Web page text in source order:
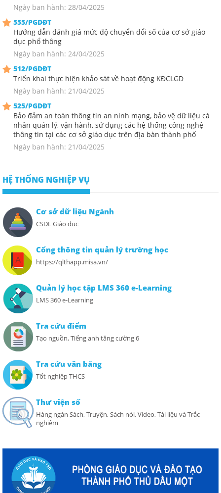
Ngày ban hành: 28/04/2025
555/PGDĐT
Hướng dẫn đánh giá mức độ chuyển đổi số của cơ sở giáo
dục phổ thông
Ngày ban hành: 24/04/2025
512/PGDĐT
Triển khai thực hiện khảo sát về hoạt động KĐCLGD
Ngày ban hành: 21/04/2025
525/PGDĐT
Bảo đảm an toàn thông tin an ninh mạng, bảo vệ dữ liệu cá
nhân quản lý, vận hành, sử dụng các hệ thống công nghệ
thông tin tại các cơ sở giáo dục trên địa bàn thành phố
Ngày ban hành: 21/04/2025
HỆ THỐNG NGHIỆP VỤ
Cơ sở dữ liệu Ngành
CSDL Giáo dục
Cổng thông tin quản lý trường học
https://qlthapp.misa.vn/
Quản lý học tập LMS 360 e-Learning
LMS 360 e-Learning
Tra cứu điểm
Tạo nguồn, Tiếng anh tăng cường 6
Tra cứu văn bằng
Tốt nghiệp THCS
Thư viện số
Hàng ngàn Sách, Truyện, Sách nói, Video, Tài liệu và Trắc
nghiệm